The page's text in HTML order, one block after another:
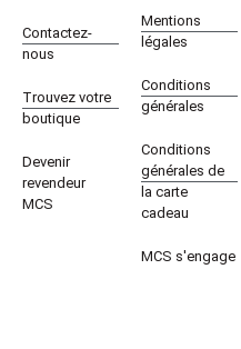
Contactez-
nous
Trouvez votre
boutique
Devenir
revendeur
MCS
Mentions
légales
Conditions
générales
Conditions
générales de
la carte
cadeau
MCS s'engage